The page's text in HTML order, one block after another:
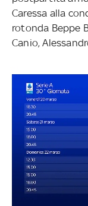
Caressa alla
rotonda Beppe
Canio,